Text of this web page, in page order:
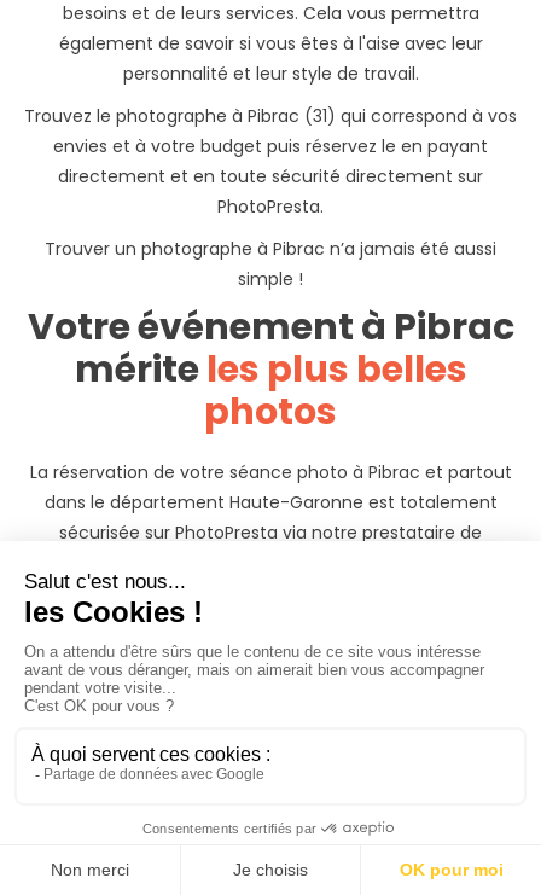
besoins et de leurs services. Cela vous permettra
également de savoir si vous êtes à l'aise avec leur
personnalité et leur style de travail.
Trouvez le photographe à Pibrac (31) qui correspond à vos
envies et à votre budget puis réservez le en payant
directement et en toute sécurité directement sur
PhotoPresta.
Trouver un photographe à Pibrac n’a jamais été aussi
simple !
Votre événement à Pibrac
mériteles plus belles
photos
La réservation de votre séance photo à Pibrac et partout
dans le département Haute-Garonne est totalement
sécurisée sur PhotoPresta via notre prestataire de
La réservation de votre séance photo à Pibrac est
de paiement Stripe.
Les tarifs que vous voyez sont ceux des photographes
autour de Pibrac. En fonction du lieu auquel vous souhaitez
réaliser votre shooting photo, et du lieu où réside le
déplacements peuvent s’appliquer, mais ils sont
clairement détaillés dans votre devis.